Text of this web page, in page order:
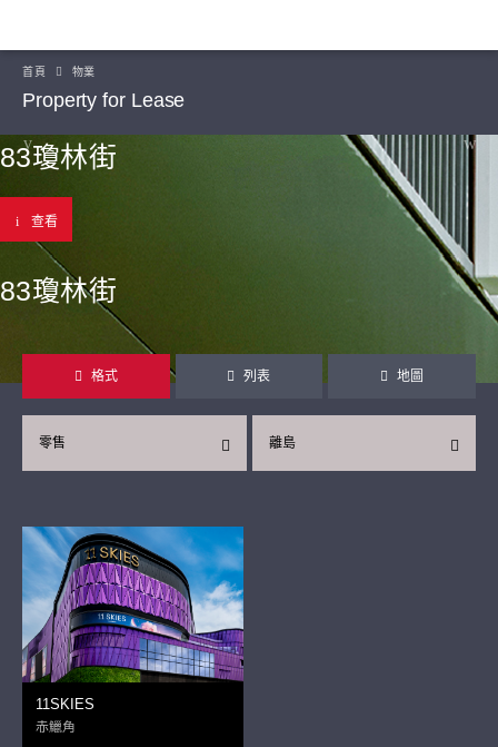
首頁 物業
Property for Lease
83瓊林街
查看
83瓊林街
格式 列表 地圖
離島
零售
11SKIES
赤鱲角